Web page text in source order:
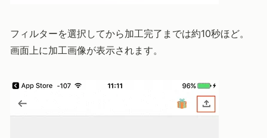
フィルターを選択してから加工完了までは約10秒ほど。
画面上に加工画像が表示されます。